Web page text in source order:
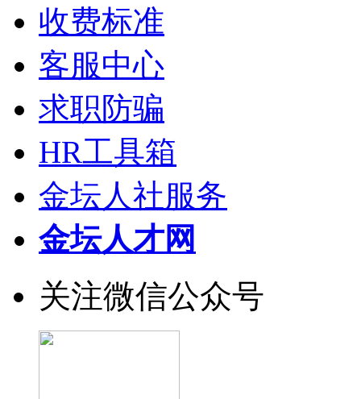
收费标准
客服中心
求职防骗
HR工具箱
金坛人社服务
金坛人才网
关注微信公众号